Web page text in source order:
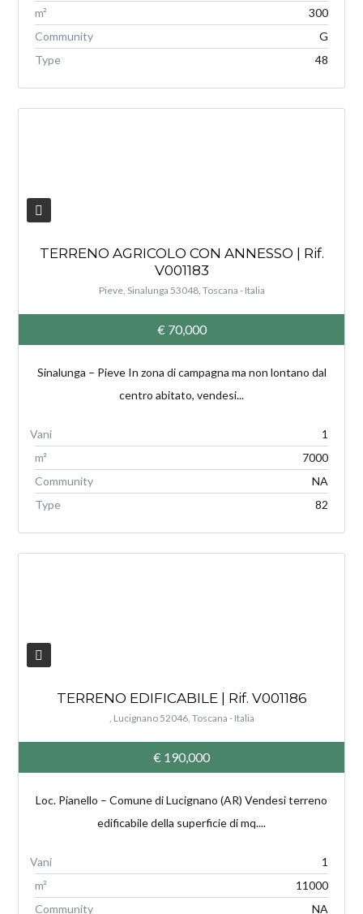
m²
300
Community
G
Type
48
TERRENO AGRICOLO CON ANNESSO | Rif.
V001183
Pieve, Sinalunga 53048, Toscana - Italia
€ 70,000
Sinalunga – Pieve In zona di campagna ma non lontano dal
centro abitato, vendesi...
1
m²
7000
Community
NA
Type
82
TERRENO EDIFICABILE | Rif. V001186
, Lucignano 52046, Toscana - Italia
€ 190,000
Loc. Pianello – Comune di Lucignano (AR) Vendesi terreno
edificabile della superficie di mq....
1
m²
11000
Community
NA